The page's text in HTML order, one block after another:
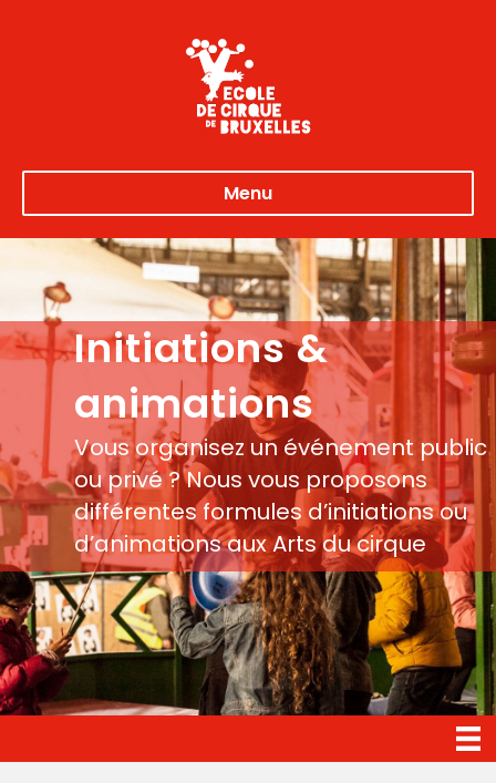
Menu
Initiations &
animations
Vous organisez un événement public
ou privé ? Nous vous proposons
différentes formules d’initiations ou
d’animations aux Arts du cirque